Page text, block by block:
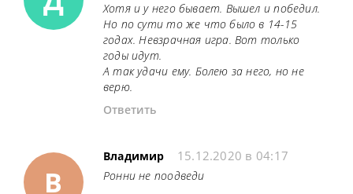
Хотя и у него бывает. Вышел и победил.
Но по сути то же что было в 14-15
годах. Невзрачная игра. Вот только
годы идут.
А так удачи ему. Болею за него, но не
верю.
Ответить
В
Владимир 15.12.2020 в 04:17
Ронни не поодведи